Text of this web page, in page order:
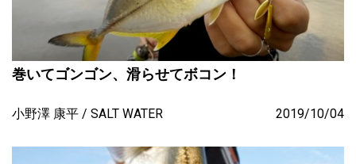
巻いてゴンゴン、滑らせてボコン！
小野澤 康平 SALT WATER 2019/10/04